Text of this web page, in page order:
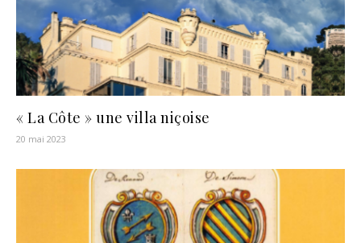
« La Côte » une villa niçoise
20 mai 2023